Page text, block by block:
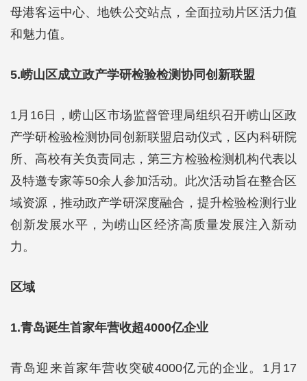
母港客运中心、地铁公交站点，全面拉动片区活力值
和魅力值。
5.崂山区成立政产学研检验检测协同创新联盟
1月16日，崂山区市场监督管理局组织召开崂山区政
产学研检验检测协同创新联盟启动仪式，区内科研院
所、高校有关负责同志，第三方检验检测机构代表以
及特邀专家等50余人参加活动。此次活动旨在整合区
域资源，推动政产学研深度融合，提升检验检测行业
创新发展水平，为崂山区经济高质量发展注入新动
力。
区域
1.青岛诞生首家年营收超4000亿企业
青岛迎来首家年营收突破4000亿元的企业。1月17